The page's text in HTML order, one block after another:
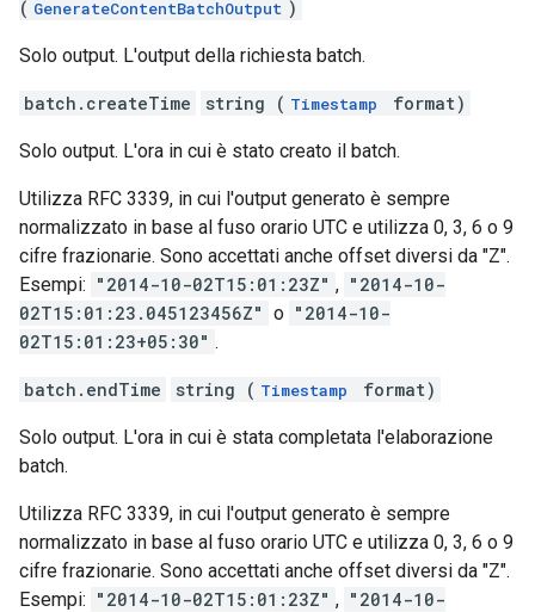
( GenerateContentBatchOutput )
Solo output. L'output della richiesta batch.
batch.createTime string ( Timestamp format)
Solo output. L'ora in cui è stato creato il batch.
Utilizza RFC 3339, in cui l'output generato è sempre
normalizzato in base al fuso orario UTC e utilizza 0, 3, 6 o 9
cifre frazionarie. Sono accettati anche offset diversi da "Z".
Esempi: "2014-10-02T15:01:23Z" , "2014-10-
02T15:01:23.045123456Z" o "2014-10-
02T15:01:23+05:30" .
batch.endTime string ( Timestamp format)
Solo output. L'ora in cui è stata completata l'elaborazione
batch.
Utilizza RFC 3339, in cui l'output generato è sempre
normalizzato in base al fuso orario UTC e utilizza 0, 3, 6 o 9
cifre frazionarie. Sono accettati anche offset diversi da "Z".
Esempi: "2014-10-02T15:01:23Z" , "2014-10-